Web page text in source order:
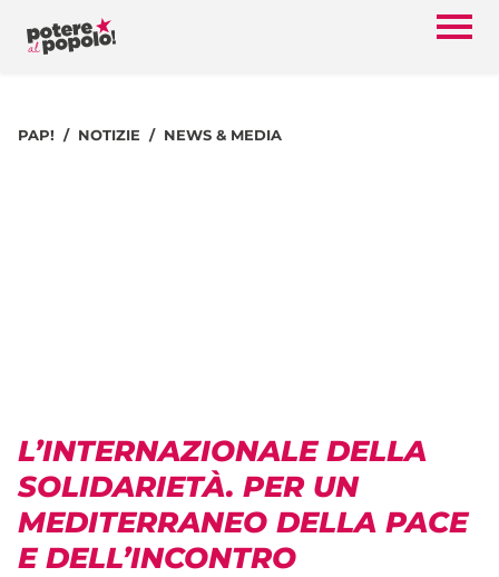
PAP! NOTIZIE NEWS & MEDIA
L’INTERNAZIONALE DELLA
SOLIDARIETÀ. PER UN
MEDITERRANEO DELLA PACE
E DELL’INCONTRO